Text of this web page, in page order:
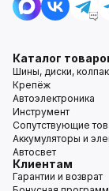
Каталог
Шины, диски,
Крепёж
Автоэлектроника
Инструмент
Сопутствующие
Аккумуляторы и
Автосвет
Клиентам
Гарантии и возврат